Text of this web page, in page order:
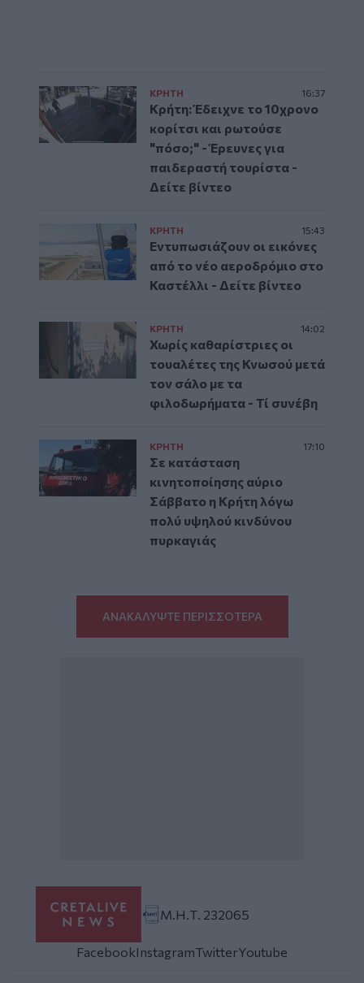
ΚΡΗΤΗ 16:37
Κρήτη: Έδειχνε το 10χρονο
κορίτσι και ρωτούσε
"πόσο;" - Έρευνες για
παιδεραστή τουρίστα -
Δείτε βίντεο
ΚΡΗΤΗ 15:43
Εντυπωσιάζουν οι εικόνες
από το νέο αεροδρόμιο στο
Καστέλλι - Δείτε βίντεο
ΚΡΗΤΗ 14:02
Χωρίς καθαρίστριες οι
τουαλέτες της Κνωσού μετά
τον σάλο με τα
φιλοδωρήματα - Τί συνέβη
ΚΡΗΤΗ 17:10
Σε κατάσταση
κινητοποίησης αύριο
Σάββατο η Κρήτη λόγω
πολύ υψηλού κινδύνου
πυρκαγιάς
ΑΝΑΚΑΛΥΨΤΕ ΠΕΡΙΣΣΟΤΕΡΑ
Μ.Η.Τ. 232065
FacebookInstagramTwitterYoutube